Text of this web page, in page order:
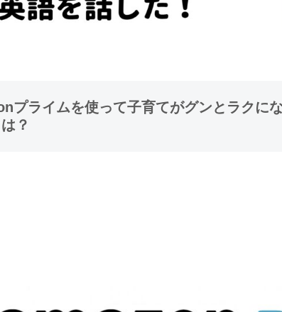
プライムを使って子育てがグンとラクに
？